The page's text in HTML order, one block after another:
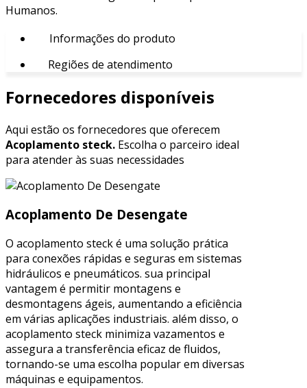
Humanos.
Informações do produto
Regiões de atendimento
Fornecedores disponíveis
Aqui estão os fornecedores que oferecem
Acoplamento steck. Escolha o parceiro ideal
para atender às suas necessidades
Acoplamento De Desengate
O acoplamento steck é uma solução prática
para conexões rápidas e seguras em sistemas
hidráulicos e pneumáticos. sua principal
vantagem é permitir montagens e
desmontagens ágeis, aumentando a eficiência
em várias aplicações industriais. além disso, o
acoplamento steck minimiza vazamentos e
assegura a transferência eficaz de fluidos,
tornando-se uma escolha popular em diversas
máquinas e equipamentos.